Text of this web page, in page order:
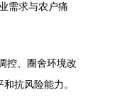
需求与农户痛
控、圈舍环境改
抗风险能力。